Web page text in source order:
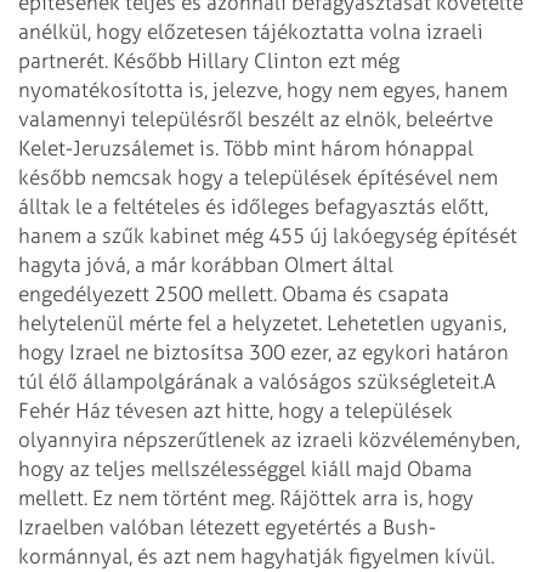
anélkül, hogy előzetesen tájékoztatta volna izraeli
partnerét. Később Hillary Clinton ezt még
nyomatékosította is, jelezve, hogy nem egyes, hanem
valamennyi településről beszélt az elnök, beleértve
Kelet-Jeruzsálemet is. Több mint három hónappal
később nemcsak hogy a települések építésével nem
álltak le a feltételes és időleges befagyasztás előtt,
hanem a szűk kabinet még 455 új lakóegység építését
hagyta jóvá, a már korábban Olmert által
engedélyezett 2500 mellett. Obama és csapata
helytelenül mérte fel a helyzetet. Lehetetlen ugyanis,
hogy Izrael ne biztosítsa 300 ezer, az egykori határon
túl élő állampolgárának a valóságos szükségleteit.A
Fehér Ház tévesen azt hitte, hogy a települések
olyannyira népszerűtlenek az izraeli közvéleményben,
hogy az teljes mellszélességgel kiáll majd Obama
mellett. Ez nem történt meg. Rájöttek arra is, hogy
Izraelben valóban létezett egyetértés a Bush-
kormánnyal, és azt nem hagyhatják figyelmen kívül.